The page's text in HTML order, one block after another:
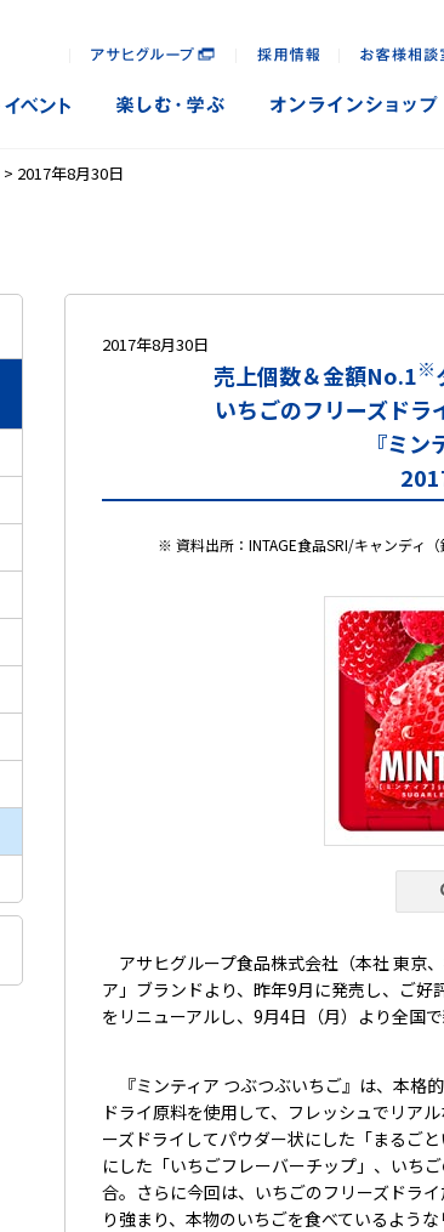
> 2017年8月30日
2017年8月30日
売上個数＆金額No.1※
いちごのフリーズドラ
『ミ
※ 資料出所：INTAGE食品SRI/キャンディ
アサヒグループ食品株式会社（本社 東京
ア」ブランドより、昨年9月に発売し、ご
をリニューアルし、9月4日（月）より全国で
『ミンティア つぶつぶいちご』は、本格
ドライ原料を使用して、フレッシュでリア
ーズドライしてパウダー状にした「まるご
にした「いちごフレーバーチップ」、いち
合。さらに今回は、いちごのフリーズドラ
り強まり、本物のいちごを食べているよう